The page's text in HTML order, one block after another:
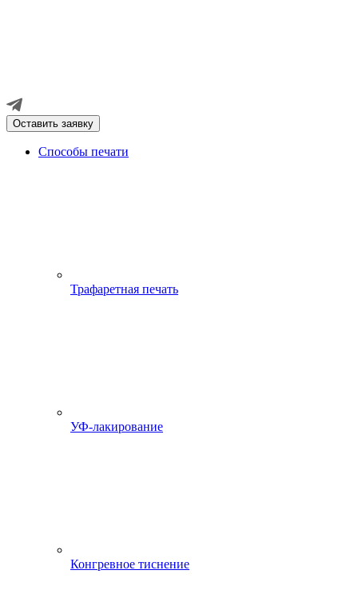
Оставить заявку
Способы печати
Трафаретная печать
УФ-лакирование
Конгревное тиснение